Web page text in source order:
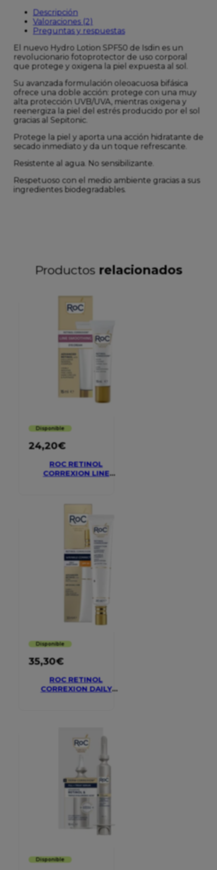
Descripción
Valoraciones (2)
Preguntas y respuestas
El nuevo Hydro Lotion SPF50 de Isdin es un
revolucionario fotoprotector de uso corporal
que protege y oxigena la piel expuesta al sol.
Su avanzada formulación oleoacuosa bifásica
ofrece una doble acción: protege con una muy
alta protección UVB/UVA, mientras oxigena y
reenergiza la piel del estrés producido por el sol
gracias al Sepitonic.
Protege la piel y aporta una acción hidratante de
secado inmediato y da un toque refrescante.
Resistente al agua. No sensibilizante.
Respetuoso con el medio ambiente gracias a sus
ingredientes biodegradables.
Productos relacionados
Disponible
24,20€
ROC RETINOL
CORREXION LINE
Disponible
35,30€
ROC RETINOL
CORREXION DAILY
Disponible